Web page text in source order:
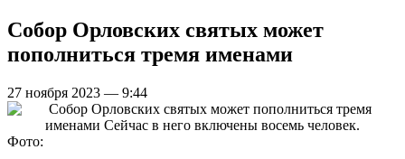
Собор Орловских святых может
пополниться тремя именами
27 ноября 2023 — 9:44
Фото: